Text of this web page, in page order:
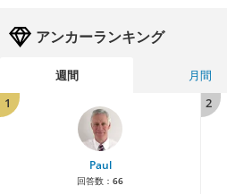
アンカーランキング
週間 月間
1
Paul
回答数： 66
2